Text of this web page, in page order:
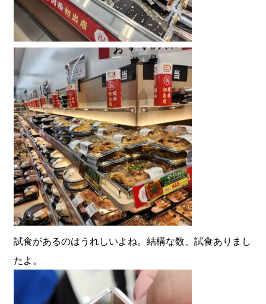
試食があるのはうれしいよね。結構な数、試食ありまし
たよ。